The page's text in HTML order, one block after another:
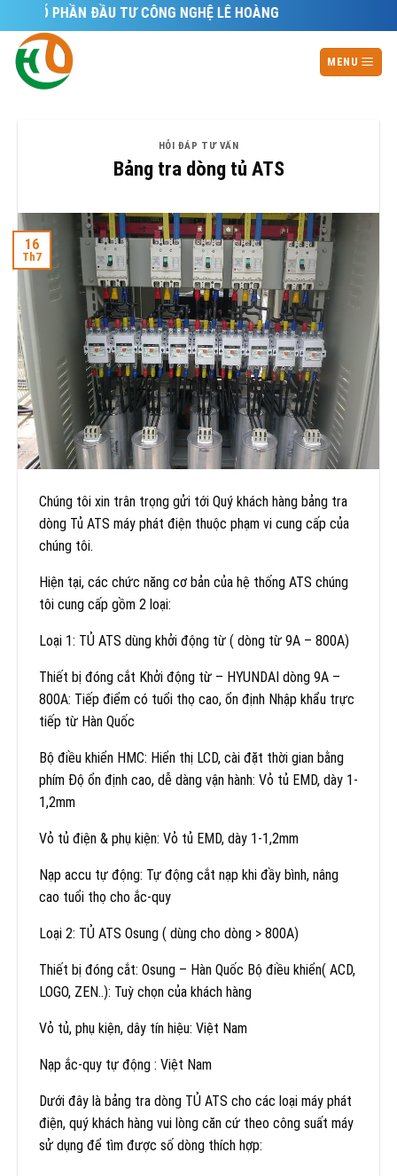
to
content
PHẦN ĐẦU TƯ CÔNG NGHỆ LÊ HOÀNG
MENU
HỎI ĐÁP TƯ VẤN
Bảng tra dòng tủ ATS
16
Th7
Chúng tôi xin trân trọng gửi tới Quý khách hàng bảng tra
dòng Tủ ATS máy phát điện thuộc phạm vi cung cấp của
chúng tôi.
Hiện tại, các chức năng cơ bản của hệ thống ATS chúng
tôi cung cấp gồm 2 loại:
Loại 1: TỦ ATS dùng khởi động từ ( dòng từ 9A – 800A)
Thiết bị đóng cắt Khởi động từ – HYUNDAI dòng 9A –
800A: Tiếp điểm có tuổi thọ cao, ổn định Nhập khẩu trực
tiếp từ Hàn Quốc
Bộ điều khiển HMC: Hiển thị LCD, cài đặt thời gian bằng
phím Độ ổn định cao, dễ dàng vận hành: Vỏ tủ EMD, dày 1-
1,2mm
Vỏ tủ điện & phụ kiện: Vỏ tủ EMD, dày 1-1,2mm
Nạp accu tự động: Tự động cắt nạp khi đầy bình, nâng
cao tuổi thọ cho ắc-quy
Loại 2: TỦ ATS Osung ( dùng cho dòng > 800A)
Thiết bị đóng cắt: Osung – Hàn Quốc Bộ điều khiển( ACD,
LOGO, ZEN..): Tuỳ chọn của khách hàng
Vỏ tủ, phụ kiện, dây tín hiệu: Việt Nam
Nạp ắc-quy tự động : Việt Nam
Dưới đây là bảng tra dòng TỦ ATS cho các loại máy phát
điện, quý khách hàng vui lòng căn cứ theo công suất máy
sử dụng để tìm được số dòng thích hợp: